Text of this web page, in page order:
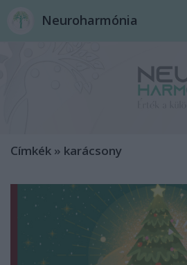
Neuroharmónia
Címkék » karácsony